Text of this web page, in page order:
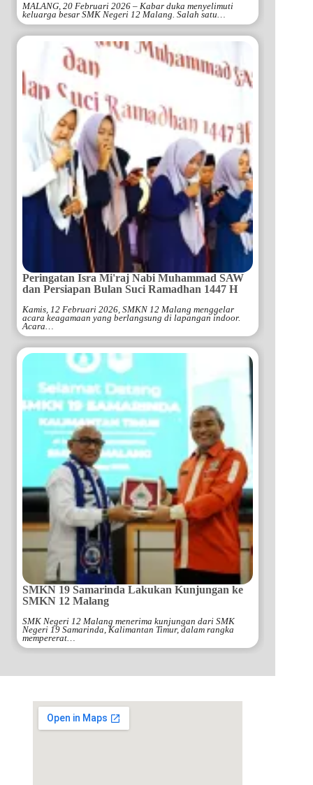
MALANG, 20 Februari 2026 – Kabar duka menyelimuti
keluarga besar SMK Negeri 12 Malang. Salah satu…
Peringatan Isra Mi'raj Nabi Muhammad SAW
dan Persiapan Bulan Suci Ramadhan 1447 H
Kamis, 12 Februari 2026, SMKN 12 Malang menggelar
acara keagamaan yang berlangsung di lapangan indoor.
Acara…
SMKN 19 Samarinda Lakukan Kunjungan ke
SMKN 12 Malang
SMK Negeri 12 Malang menerima kunjungan dari SMK
Negeri 19 Samarinda, Kalimantan Timur, dalam rangka
mempererat…